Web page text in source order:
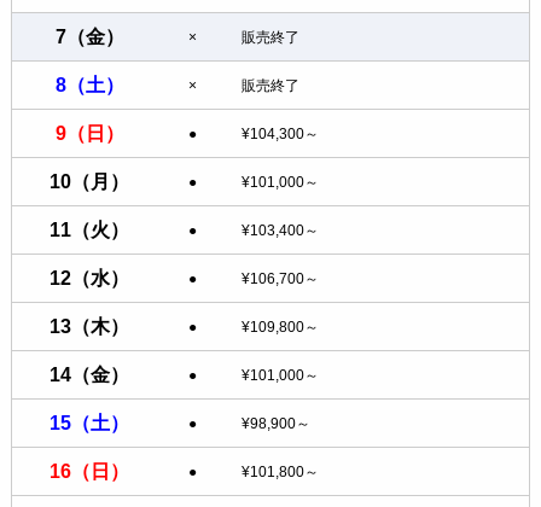
7（金） × 販売終了
8（土） × 販売終了
9（日） ● ¥104,300～
10 （月） ● ¥101,000～
11 （火） ● ¥103,400～
12 （水） ● ¥106,700～
13 （木） ● ¥109,800～
14 （金） ● ¥101,000～
15 （土） ● ¥98,900～
16 （日） ● ¥101,800～